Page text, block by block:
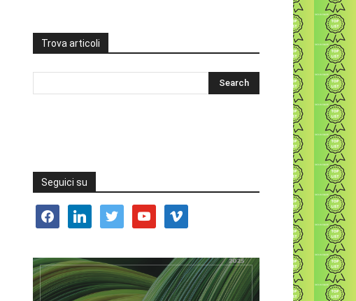
Trova articoli
Seguici su
facebooklinkedin twitter youtube vimeo